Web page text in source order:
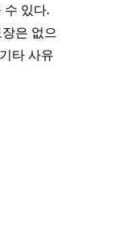
수 있다.
은 없으
타 사유